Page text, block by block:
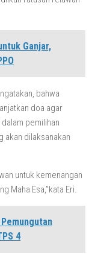
Ganjar,
bahwa
doa agar
pemilihan
akan dilaksanakan
untuk kemenangan
Maha Esa,”kata Eri.
4